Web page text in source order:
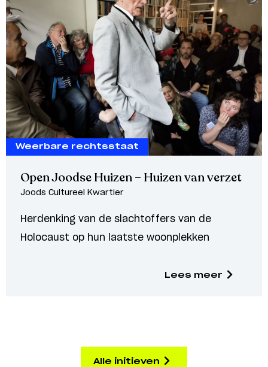
Weerbare rechtsstaat
Open Joodse Huizen – Huizen van verzet
Joods Cultureel Kwartier
Herdenking van de slachtoffers van de
Holocaust op hun laatste woonplekken
Lees meer
Alle initieven